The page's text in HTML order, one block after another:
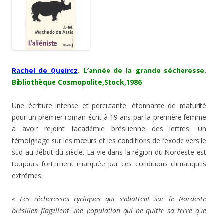
Rachel de Queiroz. L’année de la grande sécheresse.
Bibliothèque Cosmopolite,Stock,1986
Une écriture intense et percutante, étonnante de maturité
pour un premier roman écrit à 19 ans par la première femme
a avoir rejoint l’académie brésilienne des lettres. Un
témoignage sur les mœurs et les conditions de l’exode vers le
sud au début du siècle. La vie dans la région du Nordeste est
toujours fortement marquée par ces conditions climatiques
extrêmes.
« Les sécheresses cycliques qui s’abattent sur le Nordeste
brésilien flagellent une population qui ne quitte sa terre que